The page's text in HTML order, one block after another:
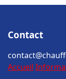
Contact
Accueil